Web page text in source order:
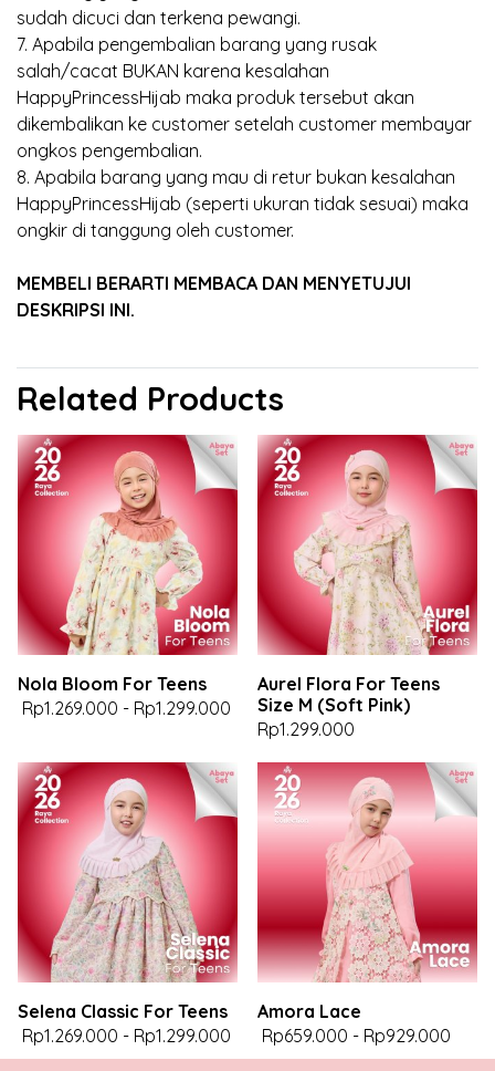
sudah dicuci dan terkena pewangi.
7. Apabila pengembalian barang yang rusak
salah/cacat BUKAN karena kesalahan
HappyPrincessHijab maka produk tersebut akan
dikembalikan ke customer setelah customer membayar
ongkos pengembalian.
8. Apabila barang yang mau di retur bukan kesalahan
HappyPrincessHijab (seperti ukuran tidak sesuai) maka
ongkir di tanggung oleh customer.
MEMBELI BERARTI MEMBACA DAN MENYETUJUI
DESKRIPSI INI.
Related Products
Nola Bloom For Teens
Rp1.269.000 - Rp1.299.000
Aurel Flora For Teens
Size M (Soft Pink)
Rp1.299.000
Selena Classic For Teens
Rp1.269.000 - Rp1.299.000
Amora Lace
Rp659.000 - Rp929.000